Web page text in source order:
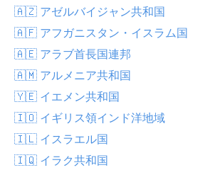
🇦🇿 アゼルバイジャン共和国
🇦🇫 アフガニスタン・イスラム国
🇦🇪 アラブ首長国連邦
🇦🇲 アルメニア共和国
🇾🇪 イエメン共和国
🇮🇴 イギリス領インド洋地域
🇮🇱 イスラエル国
🇮🇶 イラク共和国